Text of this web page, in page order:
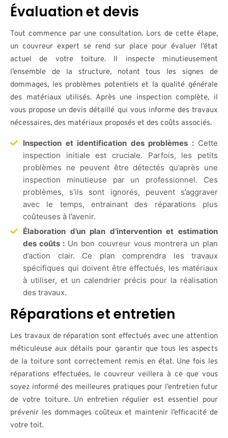
Évaluation et devis
Tout commence par une consultation. Lors de cette étape,
un couvreur expert se rend sur place pour évaluer l’état
actuel de votre toiture. Il inspecte minutieusement
l’ensemble de la structure, notant tous les signes de
dommages, les problèmes potentiels et la qualité générale
des matériaux utilisés. Après une inspection complète, il
vous propose un devis détaillé qui vous informe des travaux
nécessaires, des matériaux proposés et des coûts associés.
Inspection et identification des problèmes :Cette
inspection initiale est cruciale. Parfois, les petits
problèmes ne peuvent être détectés qu’après une
inspection minutieuse par un professionnel. Ces
problèmes, s’ils sont ignorés, peuvent s’aggraver
avec le temps, entrainant des réparations plus
coûteuses à l’avenir.
Élaboration d’un plan d’intervention et estimation
des coûts : Un bon couvreur vous montrera un plan
d’action clair. Ce plan comprendra les travaux
spécifiques qui doivent être effectués, les matériaux
à utiliser, et un calendrier précis pour la réalisation
des travaux.
Réparations et entretien
Les travaux de réparation sont effectués avec une attention
méticuleuse aux détails pour garantir que tous les aspects
de la toiture sont correctement remis en état. Une fois les
réparations effectuées, le couvreur veillera à ce que vous
soyez informé des meilleures pratiques pour l’entretien futur
de votre toiture. Un entretien régulier est essentiel pour
prévenir les dommages coûteux et maintenir l’efficacité de
votre toit.